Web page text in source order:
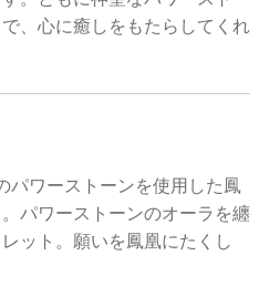
、心に癒しをもたらしてくれ
パワーストーンを使用した鳳
パワーストーンのオーラを纏
ット。願いを鳳凰にたくし